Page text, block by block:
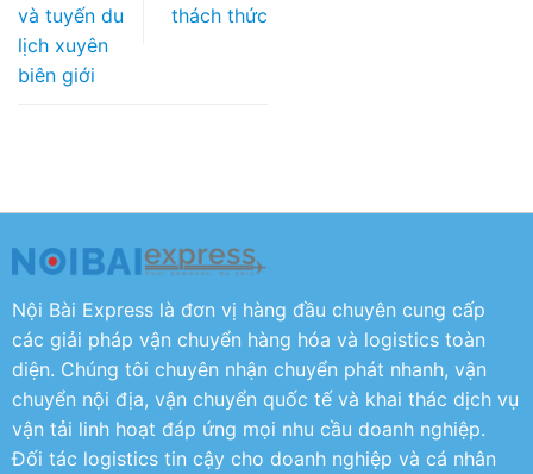
và tuyến du
lịch xuyên
biên giới
thách thức
Nội Bài Express là đơn vị hàng đầu chuyên cung cấp
các giải pháp vận chuyển hàng hóa và logistics toàn
diện. Chúng tôi chuyên nhận chuyển phát nhanh, vận
chuyển nội địa, vận chuyển quốc tế và khai thác dịch vụ
vận tải linh hoạt đáp ứng mọi nhu cầu doanh nghiệp.
Đối tác logistics tin cậy cho doanh nghiệp và cá nhân